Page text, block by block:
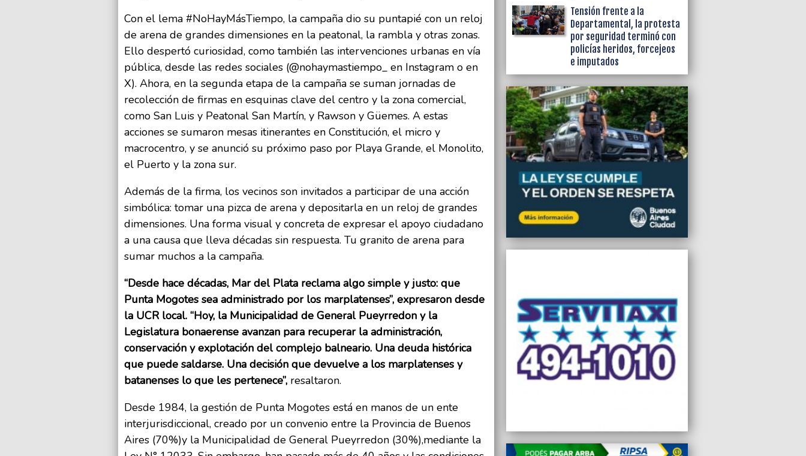
Con el lema #NoHayMásTiempo, la campaña dio su puntapié con un reloj
de arena de grandes dimensiones en la peatonal, la rambla y otras zonas.
Ello despertó curiosidad, como también las intervenciones urbanas en vía
pública, desde las redes sociales (@nohaymastiempo_ en Instagram o en
X). Ahora, en la segunda etapa de la campaña se suman jornadas de
recolección de firmas en esquinas clave del centro y la zona comercial,
como San Luis y Peatonal San Martín, y Rawson y Güemes. A estas
acciones se sumaron mesas itinerantes en Constitución, el micro y
macrocentro, y se anunció su próximo paso por Playa Grande, el Monolito,
el Puerto y la zona sur.
Además de la firma, los vecinos son invitados a participar de una acción
simbólica: tomar una pizca de arena y depositarla en un reloj de grandes
dimensiones. Una forma visual y concreta de expresar el apoyo ciudadano
a una causa que lleva décadas sin respuesta. Tu granito de arena para
sumar muchos a la campaña.
“Desde hace décadas, Mar del Plata reclama algo simple y justo: que
Punta Mogotes sea administrado por los marplatenses”, expresaron desde
la UCR local. “Hoy, la Municipalidad de General Pueyrredon y la
Legislatura bonaerense avanzan para recuperar la administración,
conservación y explotación del complejo balneario. Una deuda histórica
que puede saldarse. Una decisión que devuelve a los marplatenses y
batanenses lo que les pertenece”, resaltaron.
Desde 1984, la gestión de Punta Mogotes está en manos de un ente
interjurisdiccional, creado por un convenio entre la Provincia de Buenos
Aires (70%)y la Municipalidad de General Pueyrredon (30%),mediante la
Tensión frente a la
Departamental, la protesta
por seguridad terminó con
policías heridos, forcejeos
e imputados